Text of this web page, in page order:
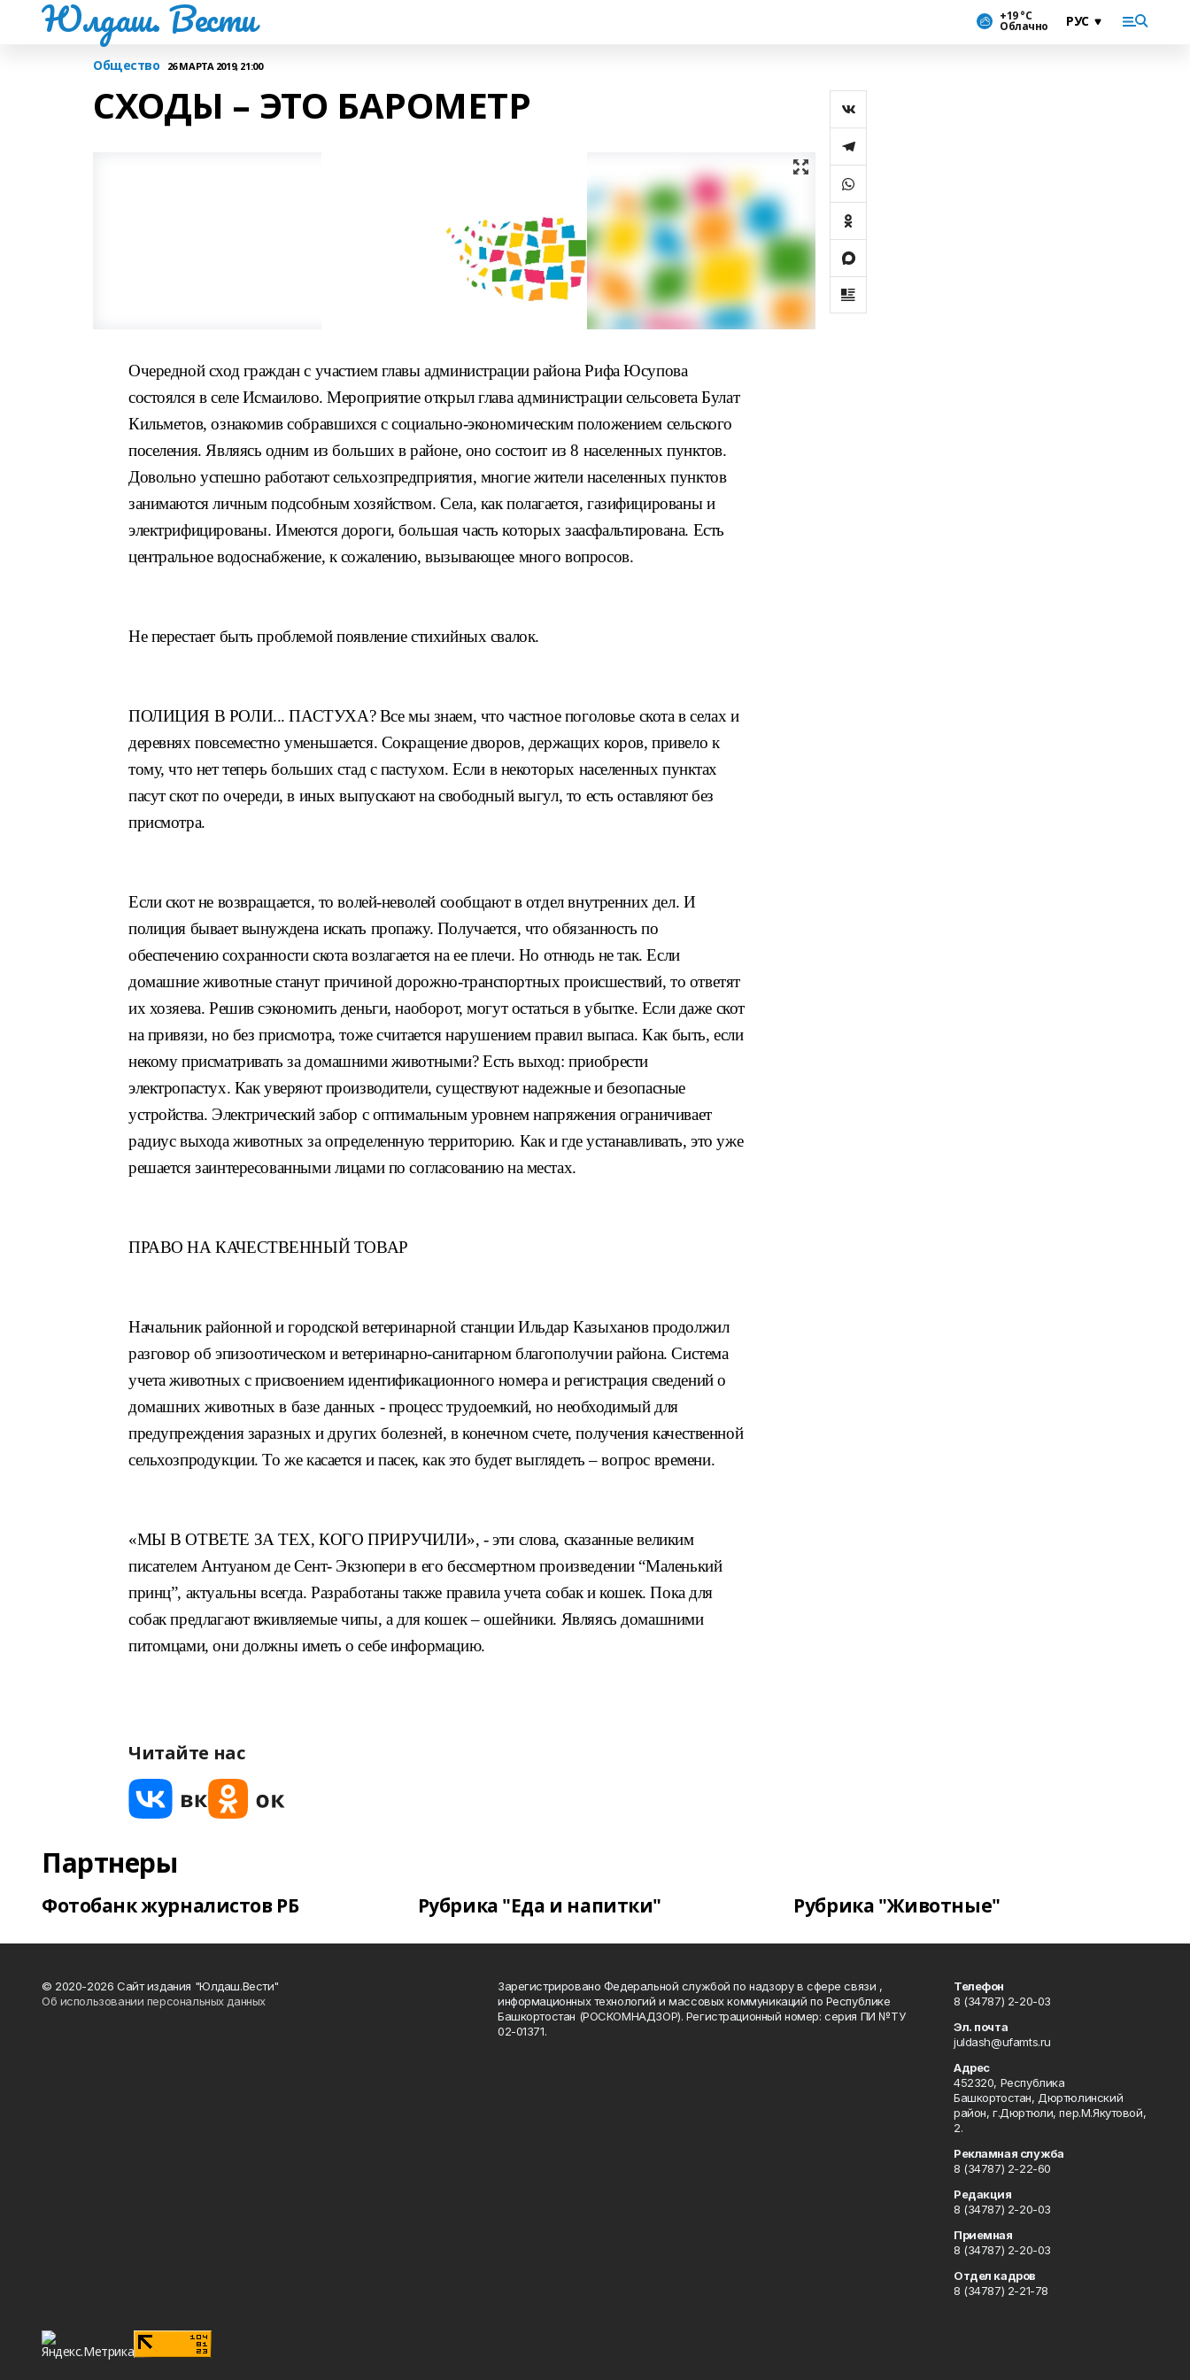
Юлдаш. Вести +19 °С
Облачно
Общество 26 МАРТА 2019, 21:00
СХОДЫ – ЭТО БАРОМЕТР
Очередной сход гражданс участием главы администрации района Рифа Юсупова
состоялся в селе Исмаилово.Мероприятие открыл глава администрации сельсовета Булат
Кильметов,ознакомив собравшихся с социально-экономическим положением сельского
поселения. Являясь одним из больших в районе, оно состоит из 8 населенных пунктов.
Довольно успешно работаютсельхозпредприятия, многие жителинаселенных пунктов
занимаются личным подсобным хозяйством. Села, какполагается, газифицированы и
электрифицированы. Имеются дороги, большаячасть которых заасфальтирована. Есть
центральное водоснабжение, к сожалению, вызывающее много вопросов.
Не перестает быть проблемойпоявление стихийных свалок.
ПОЛИЦИЯ В РОЛИ... ПАСТУХА?Все мы знаем, что частное поголовье скота в селах и
деревняхповсеместно уменьшается. Сокращение дворов, держащих коров,привело к
тому, что нет теперьбольших стад с пастухом. Если в некоторых населенных пунктах
пасут скот по очереди, в иныхвыпускают на свободный выгул, то есть оставляют без
присмотра.
Если скот не возвращается, товолей-неволей сообщают в отдел внутренних дел. И
полиция бывает вынуждена искать пропажу. Получается, что обязанность по
обеспечению сохранности скотавозлагается на ее плечи. Но отнюдь не так. Если
домашние животныестанут причиной дорожно-транспортных происшествий, то ответят
их хозяева. Решив сэкономить деньги, наоборот, могут остатьсяв убытке. Если даже скот
на привязи, но без присмотра, тоже считается нарушением правил выпаса. Как быть, если
некому присматривать за домашнимиживотными? Есть выход: приобрести
электропастух. Как уверяют производители, существуют надежные и безопасные
устройства. Электрический забор с оптимальным уровнем напряженияограничивает
радиус выхода животных за определенную территорию. Как игде устанавливать, это уже
решается заинтересованными лицами по согласованию на местах.
ПРАВО НА КАЧЕСТВЕННЫЙ ТОВАР
Начальник районной и городской ветеринарной станции Ильдар Казыхановпродолжил
разговор об эпизоотическоми ветеринарно-санитарном благополучии района. Система
учета животных с присвоением идентификационного номера и регистрация сведений о
домашних животных в базе данных - процесс трудоемкий, но необходимый для
предупреждения заразных и другихболезней, в конечном счете, получениякачественной
сельхозпродукции. То жекасается и пасек, как это будет выглядеть – вопрос времени.
«МЫ В ОТВЕТЕ ЗА ТЕХ, КОГО ПРИРУЧИЛИ», -эти слова, сказанные великим
писателем Антуаном де Сент- Экзюпери в его бессмертном произведении “Маленький
принц”, актуальны всегда. Разработанытакже правила учета собак и кошек. Пока для
собак предлагают вживляемыечипы, а для кошек – ошейники. Являясь домашними
питомцами, они должныиметь о себе информацию.
Читайте нас
Партнеры
Фотобанк журналистов РБ Рубрика "Еда и напитки" Рубрика "Животные"
© 2020-2026 Сайт издания "Юлдаш.Вести"
Об использовании персональных данных
Зарегистрировано Федеральной службой по надзору в сфере связи ,
информационных технологий и массовых коммуникаций по Республике
Башкортостан (РОСКОМНАДЗОР). Регистрационный номер: серия ПИ №ТУ
02-01371.
Телефон
8 (34787) 2-20-03
Эл. почта
juldash@ufamts.ru
Адрес
452320, Республика
Башкортостан, Дюртюлинский
район, г.Дюртюли, пер.М.Якутовой,
2.
Рекламная служба
8 (34787) 2-22-60
Редакция
8 (34787) 2-20-03
Приемная
8 (34787) 2-20-03
Отдел кадров
8 (34787) 2-21-78